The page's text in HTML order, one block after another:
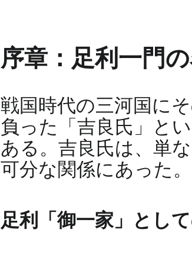
序章：足利一門
戦国時代の三河国に
負った「吉良氏」と
ある。吉良氏は、単
可分な関係にあった。
足利「御一家」とし